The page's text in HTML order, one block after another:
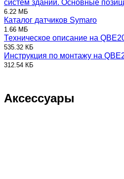
систем зданий. Основные
6.22 МБ
Каталог датчиков Symaro
1.66 МБ
Техническое описание на
535.32 КБ
Инструкция по монтажу на
312.54 КБ
Аксессуары